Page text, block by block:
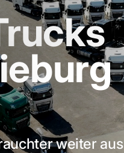
weiter aus